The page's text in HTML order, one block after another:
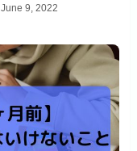
June 9, 2022